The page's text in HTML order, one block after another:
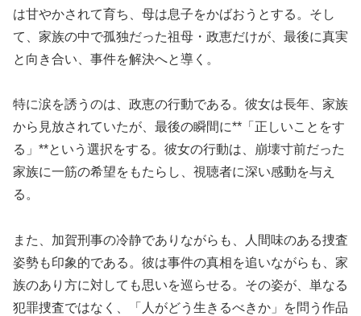
は甘やかされて育ち、母は息子をかばおうとする。そし
て、家族の中で孤独だった祖母・政恵だけが、最後に真実
と向き合い、事件を解決へと導く。
特に涙を誘うのは、政恵の行動である。彼女は長年、家族
から見放されていたが、最後の瞬間に**「正しいことをす
る」**という選択をする。彼女の行動は、崩壊寸前だった
家族に一筋の希望をもたらし、視聴者に深い感動を与え
る。
また、加賀刑事の冷静でありながらも、人間味のある捜査
姿勢も印象的である。彼は事件の真相を追いながらも、家
族のあり方に対しても思いを巡らせる。その姿が、単なる
犯罪捜査ではなく、「人がどう生きるべきか」を問う作品